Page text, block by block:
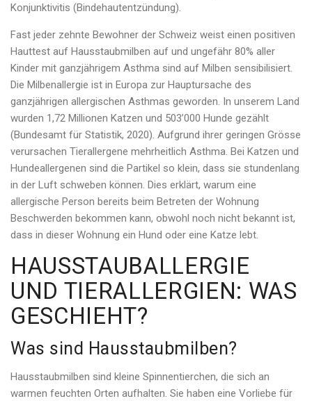
Konjunktivitis (Bindehautentzündung).
Fast jeder zehnte Bewohner der Schweiz weist einen positiven
Hauttest auf Hausstaubmilben auf und ungefähr 80% aller
Kinder mit ganzjährigem Asthma sind auf Milben sensibilisiert.
Die Milbenallergie ist in Europa zur Hauptursache des
ganzjährigen allergischen Asthmas geworden. In unserem Land
wurden 1,72 Millionen Katzen und 503’000 Hunde gezählt
(Bundesamt für Statistik, 2020). Aufgrund ihrer geringen Grösse
verursachen Tierallergene mehrheitlich Asthma. Bei Katzen und
Hundeallergenen sind die Partikel so klein, dass sie stundenlang
in der Luft schweben können. Dies erklärt, warum eine
allergische Person bereits beim Betreten der Wohnung
Beschwerden bekommen kann, obwohl noch nicht bekannt ist,
dass in dieser Wohnung ein Hund oder eine Katze lebt.
HAUSSTAUBALLERGIE
UND TIERALLERGIEN: WAS
GESCHIEHT?
Was sind Hausstaubmilben?
Hausstaubmilben sind kleine Spinnentierchen, die sich an
warmen feuchten Orten aufhalten. Sie haben eine Vorliebe für